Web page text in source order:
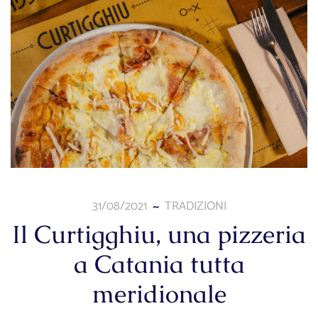
31/08/2021 TRADIZIONI
Il Curtigghiu, una pizzeria
a Catania tutta
meridionale